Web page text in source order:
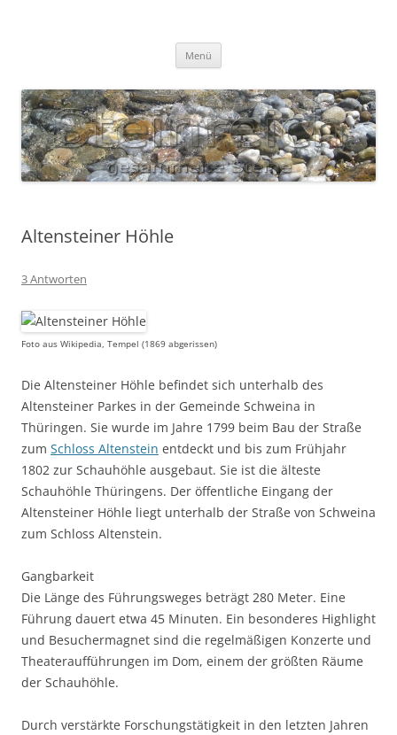
Menü
Altensteiner Höhle
3 Antworten
Foto aus Wikipedia, Tempel (1869 abgerissen)
Die Altensteiner Höhle befindet sich unterhalb des
Altensteiner Parkes in der Gemeinde Schweina in
Thüringen. Sie wurde im Jahre 1799 beim Bau der Straße
zum Schloss Altenstein entdeckt und bis zum Frühjahr
1802 zur Schauhöhle ausgebaut. Sie ist die älteste
Schauhöhle Thüringens. Der öffentliche Eingang der
Altensteiner Höhle liegt unterhalb der Straße von Schweina
zum Schloss Altenstein.
Gangbarkeit
Die Länge des Führungsweges beträgt 280 Meter. Eine
Führung dauert etwa 45 Minuten. Ein besonderes Highlight
und Besuchermagnet sind die regelmäßigen Konzerte und
Theateraufführungen im Dom, einem der größten Räume
der Schauhöhle.
Durch verstärkte Forschungstätigkeit in den letzten Jahren